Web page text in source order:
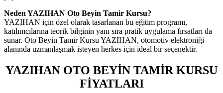
Neden YAZIHAN Oto Beyin Tamir Kursu?
YAZIHAN için özel olarak tasarlanan bu eğitim programı,
katılımcılarına teorik bilginin yanı sıra pratik uygulama fırsatları da
sunar. Oto Beyin Tamir Kursu YAZIHAN, otomotiv elektroniği
alanında uzmanlaşmak isteyen herkes için ideal bir seçenektir.
YAZIHAN OTO BEYİN TAMİR KURSU
FİYATLARI